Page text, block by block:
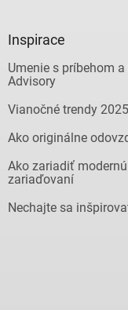
Inspirace
Umenie s príbehom
Advisory
Vianočné trendy 2025
Ako originálne
Ako zariadiť
zariaďovaní
Nechajte sa